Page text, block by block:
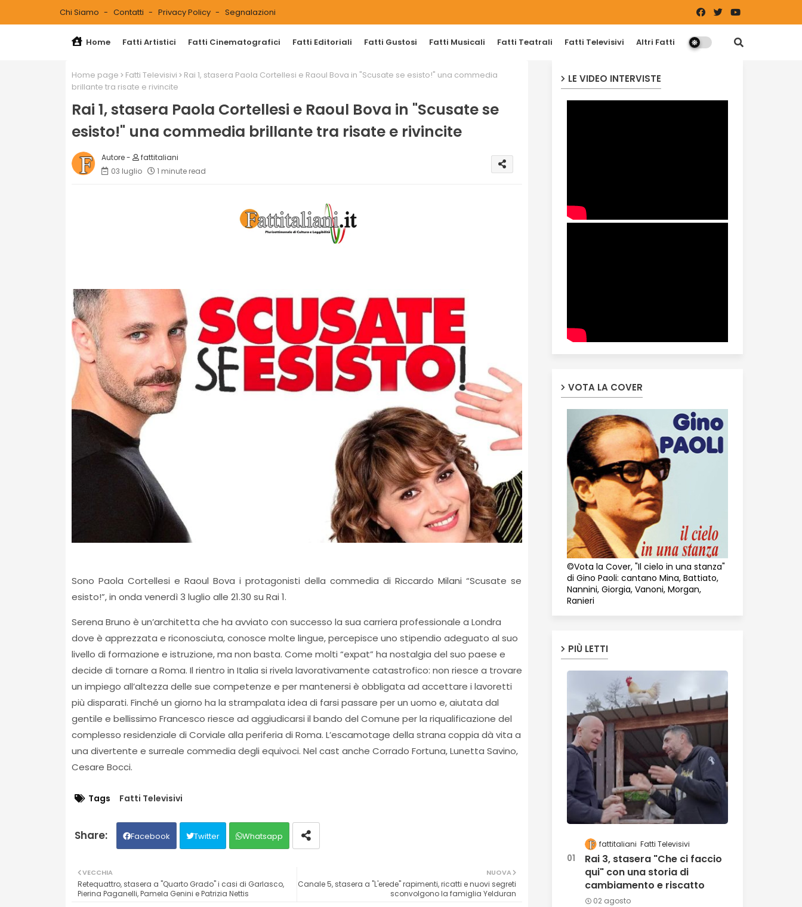
Chi Siamo Contatti Privacy Policy Segnalazioni
Home Fatti Artistici Fatti Cinematografici Fatti Editoriali Fatti Gustosi Fatti Musicali Fatti Teatrali Fatti Televisivi Altri Fatti
Home page Fatti Televisivi
Rai 1, stasera Paola Cortellesi e Raoul Bova in "Scusate se esisto!" una commedia
brillante tra risate e rivincite
Rai 1, stasera Paola Cortellesi e Raoul Bova in "Scusate se
esisto!" una commedia brillante tra risate e rivincite
fattitaliani
03 luglio
1 minute read
Sono Paola Cortellesi e Raoul Bova i protagonisti della commedia di Riccardo Milani “Scusate se
esisto!”, in onda venerdì 3 luglio alle 21.30 su Rai 1.
Serena Bruno è un’architetta che ha avviato con successo la sua carriera professionale a Londra
dove è apprezzata e riconosciuta, conosce molte lingue, percepisce uno stipendio adeguato al suo
livello di formazione e istruzione, ma non basta. Come molti “expat” ha nostalgia del suo paese e
decide di tornare a Roma. Il rientro in Italia si rivela lavorativamente catastrofico: non riesce a trovare
un impiego all’altezza delle sue competenze e per mantenersi è obbligata ad accettare i lavoretti
più disparati. Finché un giorno ha la strampalata idea di farsi passare per un uomo e, aiutata dal
gentile e bellissimo Francesco riesce ad aggiudicarsi il bando del Comune per la riqualificazione del
complesso residenziale di Corviale alla periferia di Roma. L’escamotage della strana coppia dà vita a
una divertente e surreale commedia degli equivoci. Nel cast anche Corrado Fortuna, Lunetta Savino,
Cesare Bocci.
Tags Fatti Televisivi
Facebook Twitter Whatsapp
NUOVA
Canale 5, stasera a "L'erede" rapimenti, ricatti e nuovi segreti
sconvolgono la famiglia Yelduran
VECCHIA
Retequattro, stasera a "Quarto Grado" i casi di Garlasco,
Pierina Paganelli, Pamela Genini e Patrizia Nettis
LE VIDEO INTERVISTE
VOTA LA COVER
©Vota la Cover, "Il cielo in una stanza"
di Gino Paoli: cantano Mina, Battiato,
Nannini, Giorgia, Vanoni, Morgan,
Ranieri
PIÙ LETTI
fattitaliani Fatti Televisivi
Rai 3, stasera "Che ci faccio
qui" con una storia di
cambiamento e riscatto
02 agosto